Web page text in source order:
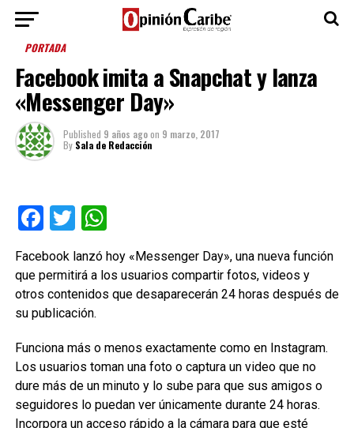
PORTADA
Facebook imita a Snapchat y lanza
«Messenger Day»
Published 9 años agoon 9 marzo, 2017
By Sala de Redacción
Facebook
TwitterWhatsApp
Facebook lanzó hoy «Messenger Day», una nueva función
que permitirá a los usuarios compartir fotos, videos y
otros contenidos que desaparecerán 24 horas después de
su publicación.
Funciona más o menos exactamente como en Instagram.
Los usuarios toman una foto o captura un video que no
dure más de un minuto y lo sube para que sus amigos o
seguidores lo puedan ver únicamente durante 24 horas.
Incorpora un acceso rápido a la cámara para que esté